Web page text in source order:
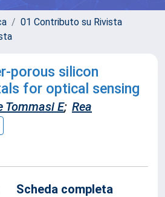
01 Contributo su Rivista
porous silicon
for optical sensing
Tommasi E; Rea
Scheda completa